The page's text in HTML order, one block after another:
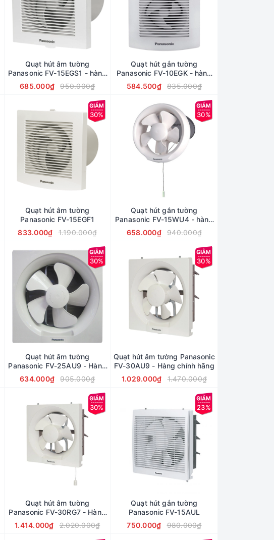
Quạt hút âm tường
Panasonic FV-15EGS1 - hàng
chính hãng
685.000₫ 950.000₫
Quạt hút gắn tường
Panasonic FV-10EGK - hàng
Chính Hãng
584.500₫ 835.000₫
30%
Quạt hút âm tường
Panasonic FV-15EGF1
833.000₫
1.190.000₫
30%
Quạt hút gắn tường
Panasonic FV-15WU4 - hàng
nhập khẩu
658.000₫ 940.000₫
30%
Quạt hút âm tường
Panasonic FV-25AU9 - Hàng
nhập khẩu
634.000₫ 905.000₫
30%
Quạt hút âm tường Panasonic
FV-30AU9 - Hàng chính hãng
1.029.000₫
1.470.000₫
30%
Quạt hút âm tường
Panasonic FV-30RG7 - Hàng
chính hãng
1.414.000₫ 2.020.000₫
23%
Quạt hút gắn tường
Panasonic FV-15AUL
750.000₫
980.000₫